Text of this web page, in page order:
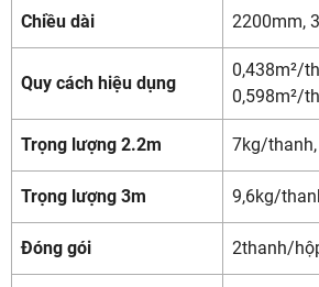
Chiều dài 2200mm,
Quy cách hiệu dụng
0,438m²/
0,598m²/
Trọng lượng 2.2m 7kg/
Trọng lượng 3m 9,6kg/
Đóng gói 2thanh/